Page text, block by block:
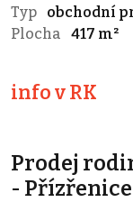
Typ
obchodní
Plocha
417 m²
info v RK
Prodej
- Přízřenice